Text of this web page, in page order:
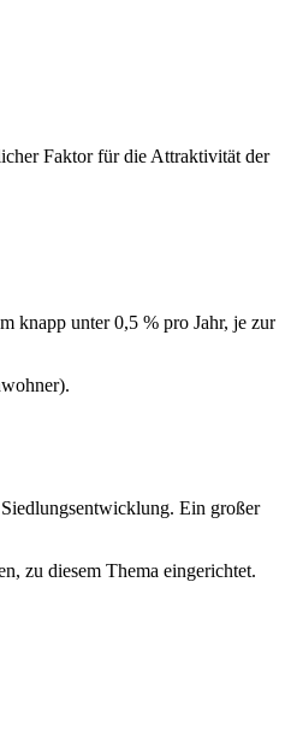
Faktor für die Attraktivität der
knapp unter 0,5 % pro Jahr, je zur
Ein großer
zu diesem Thema eingerichtet.